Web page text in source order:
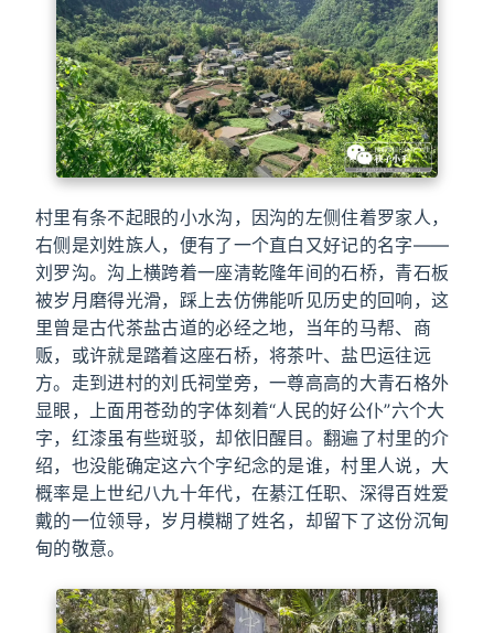
村里有条不起眼的小水沟，因沟的左侧住着罗家人，
右侧是刘姓族人，便有了一个直白又好记的名字——
刘罗沟。沟上横跨着一座清乾隆年间的石桥，青石板
被岁月磨得光滑，踩上去仿佛能听见历史的回响，这
里曾是古代茶盐古道的必经之地，当年的马帮、商
贩，或许就是踏着这座石桥，将茶叶、盐巴运往远
方。走到进村的刘氏祠堂旁，一尊高高的大青石格外
显眼，上面用苍劲的字体刻着“人民的好公仆”六个大
字，红漆虽有些斑驳，却依旧醒目。翻遍了村里的介
绍，也没能确定这六个字纪念的是谁，村里人说，大
概率是上世纪八九十年代，在綦江任职、深得百姓爱
戴的一位领导，岁月模糊了姓名，却留下了这份沉甸
甸的敬意。